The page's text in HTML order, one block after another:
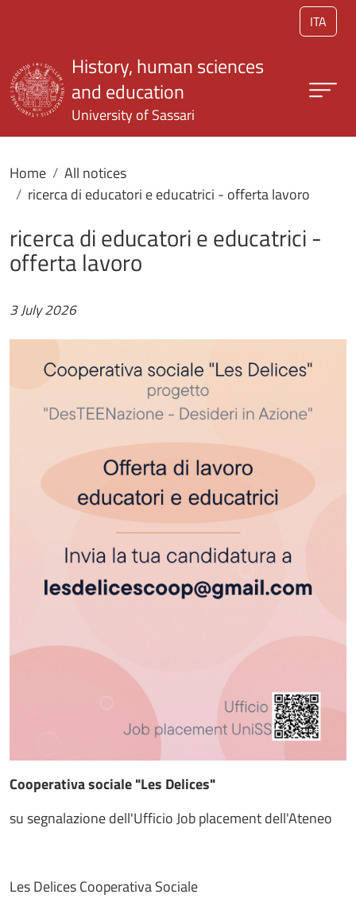
ITA
History, human sciences
and education
University of Sassari
Home
All notices
ricerca di educatori e educatrici - offerta lavoro
ricerca di educatori e educatrici -
offerta lavoro
3 July 2026
Cooperativa sociale "Les Delices"
su segnalazione dell'Ufficio Job placement dell'Ateneo
Les Delices Cooperativa Sociale